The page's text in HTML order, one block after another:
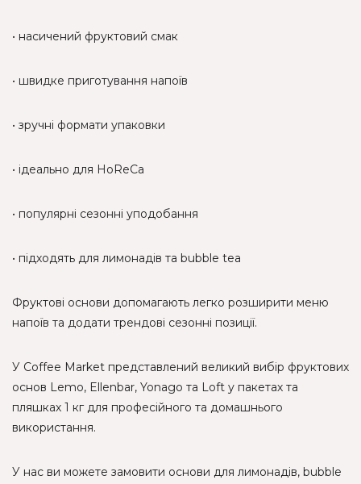
• насичений фруктовий смак
• швидке приготування напоїв
• зручні формати упаковки
• ідеально для HoReCa
• популярні сезонні уподобання
• підходять для лимонадів та bubble tea
Фруктові основи допомагають легко розширити меню
напоїв та додати трендові сезонні позиції.
У Coffee Market представлений великий вибір фруктових
основ Lemo, Ellenbar, Yonago та Loft у пакетах та
пляшках 1 кг для професійного та домашнього
використання.
У нас ви можете замовити основи для лимонадів, bubble